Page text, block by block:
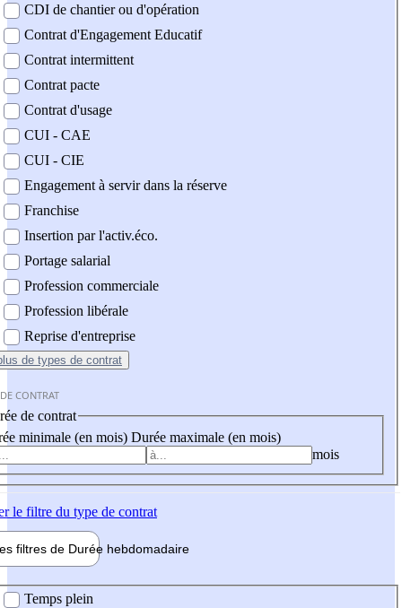
CDI de chantier ou d'opération
Contrat d'Engagement Educatif
Contrat intermittent
Contrat pacte
Contrat d'usage
CUI - CAE
CUI - CIE
Engagement à servir dans la réserve
Franchise
Insertion par l'activ.éco.
Portage salarial
Profession commerciale
Profession libérale
Reprise d'entreprise
de types de contrat
CONTRAT
de contrat
minimale (en mois) Durée maximale (en mois)
mois
le filtre du type de contrat
filtres de Durée hebdomadaire
Temps plein